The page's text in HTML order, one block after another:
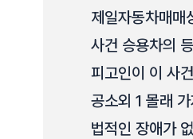
제일자동차매매
사건 승용차의
피고인이 이 사
공소외 1 몰래
법적인 장애가